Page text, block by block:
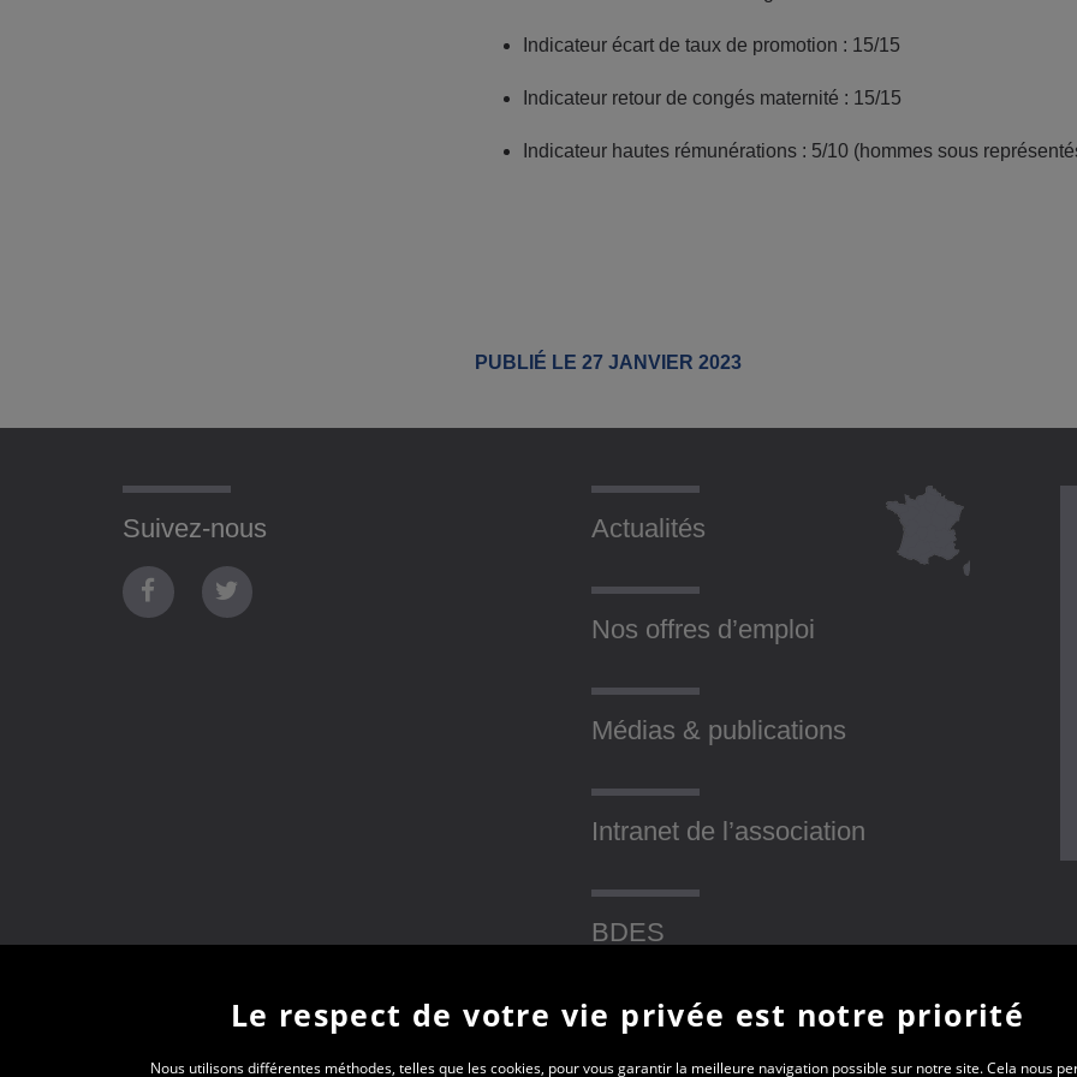
Indicateur écart de taux de promotion : 15/15
Indicateur retour de congés maternité : 15/15
Indicateur hautes rémunérations : 5/10 (hommes sous
PUBLIÉ LE 27 JANVIER 2023
Suivez-nous Actualités
Nos offres d’emploi
Médias & publications
Intranet de l’association
BDES
Contact
Le respect de votre vie privée est notre priorité
Nous utilisons différentes méthodes, telles que les cookies, pour vous garantir la meilleure navigation possible sur notre site. Cela nous